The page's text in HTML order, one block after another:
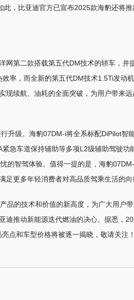
此 ，比亚迪官方已宣布2025款海豹还将
第二款搭载第五代DM技术的轿车，并
率，而全新的第五代DM技术1.5Ti发动
现续航、油耗的全面突破，为用户带来
升级。海豹07DM-i将全系标配DiPilot智
急车道保持辅助等多项L2级辅助驾驶功
的智驾体验。值得一提的是，海豹
足更多年轻消费者对高品质驾乘生活的向
品的技术和价值的新高度，为广大用户
迪推动新能源迭代燃油的决心。据悉，
点和车型价格将被逐一揭晓，敬请关注！